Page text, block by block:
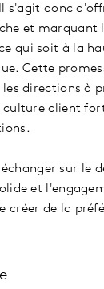
s'agit donc
et marquant
qui soit à la
Cette
directions à
culture client
sur le
et
créer de la